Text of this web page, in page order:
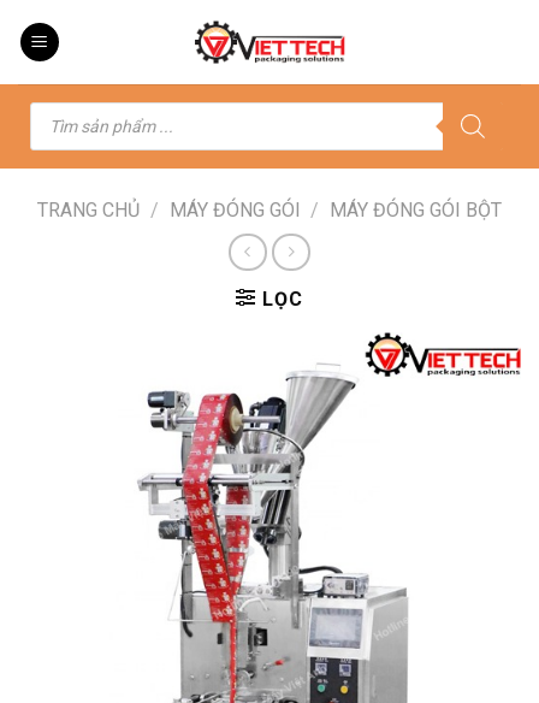
Tìm
kiếm
TRANG CHỦ / MÁY ĐÓNG GÓI / MÁY ĐÓNG GÓI BỘT
LỌC